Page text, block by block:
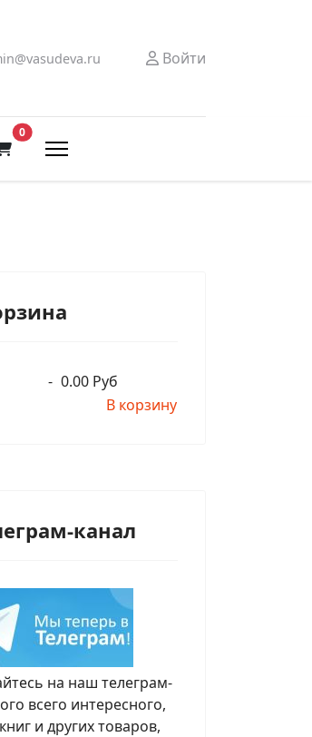
Войти
0В корзину
- 0.00 Руб
В корзину
канал
на наш телеграм-
всего интересного,
и других товаров,